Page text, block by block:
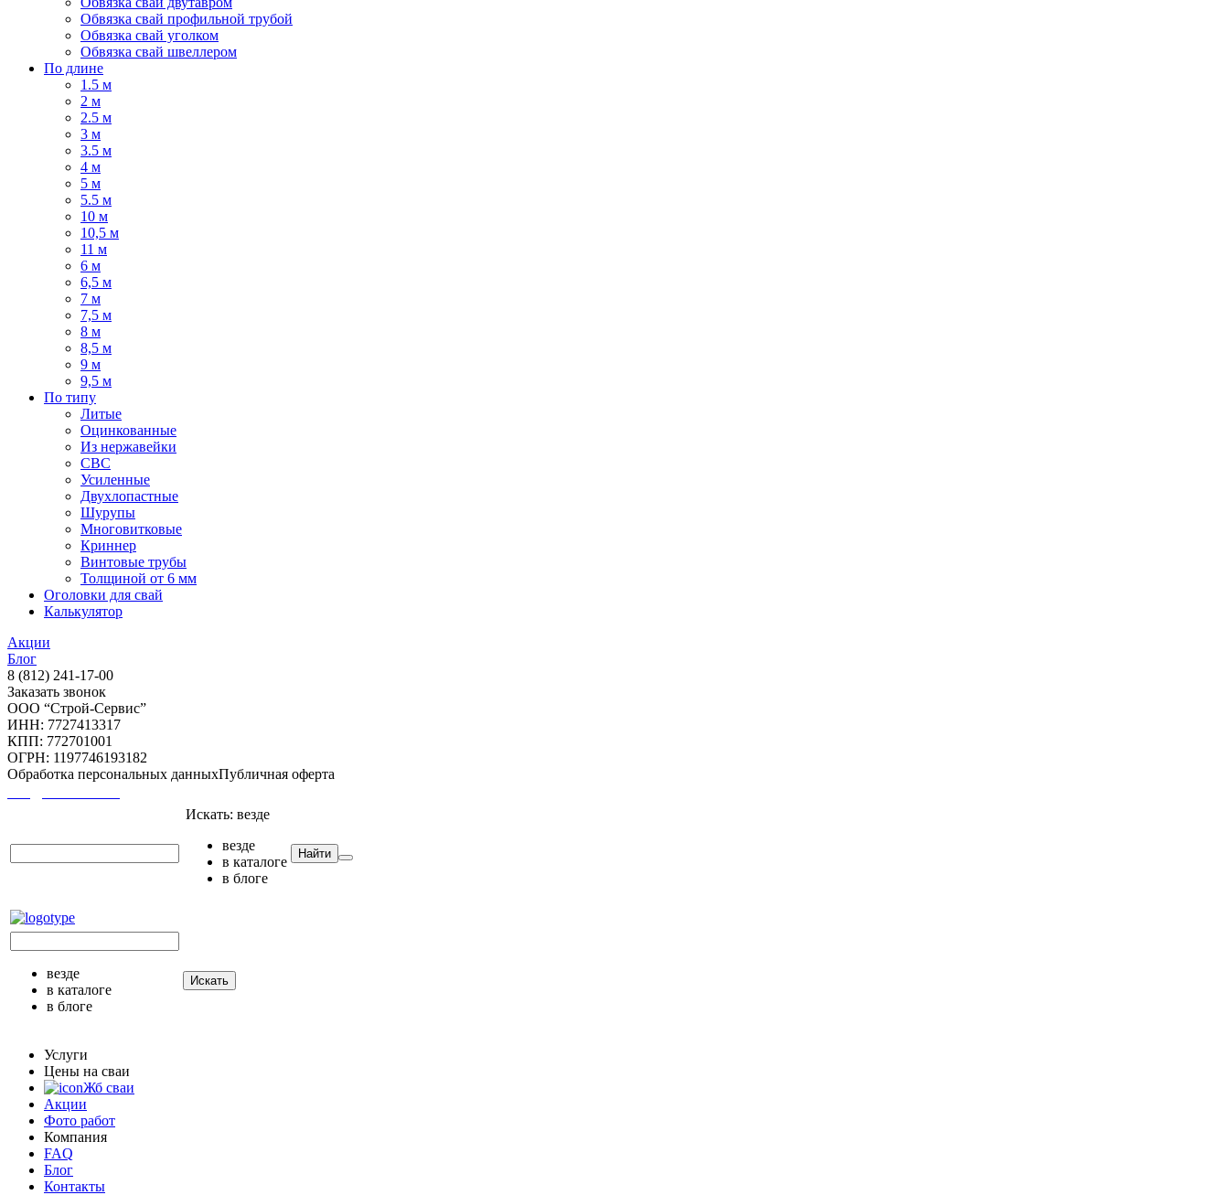
Обвязка свай профильной трубой
Обвязка свай уголком
Обвязка свай швеллером
По длине
1.5 м
2 м
2.5 м
3 м
3.5 м
4 м
5 м
5.5 м
10 м
10,5 м
11 м
6 м
6,5 м
7 м
7,5 м
8 м
8,5 м
9 м
9,5 м
По типу
Литые
Оцинкованные
Из нержавейки
СВС
Усиленные
Двухлопастные
Шурупы
Многовитковые
Криннер
Винтовые трубы
Толщиной от 6 мм
Оголовки для свай
Калькулятор
Акции
Блог
8 (812) 241-17-00
Заказать звонок
ООО “Строй-Сервис”
ИНН: 7727413317
КПП: 772701001
ОГРН: 1197746193182
Обработка персональных данныхПубличная оферта
Искать: везде
везде
в каталоге
в блоге
Найти
везде
в каталоге
в блоге
Искать
Услуги
Цены на сваи
Жб сваи
Акции
Фото работ
Компания
FAQ
Блог
Контакты